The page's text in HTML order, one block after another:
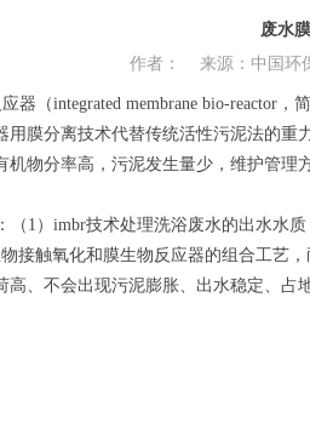
废水
作者： 来源：中国环
器（integrated membrane bio-reactor
用膜分离技术代替传统活性污泥法的
机物分率高，污泥发生量少，维护管
1）imbr技术处理洗浴废水的出水水
接触氧化和膜生物反应器的组合工艺
高、不会出现污泥膨胀、出水稳定、占